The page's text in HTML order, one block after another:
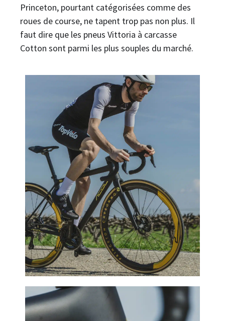
Princeton, pourtant catégorisées comme des
roues de course, ne tapent trop pas non plus. Il
faut dire que les pneus Vittoria à carcasse
Cotton sont parmi les plus souples du marché.